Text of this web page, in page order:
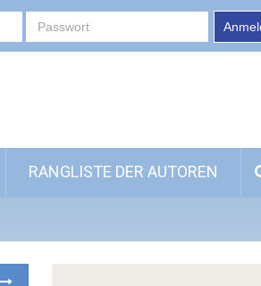
RANGLISTE DER AUTOREN